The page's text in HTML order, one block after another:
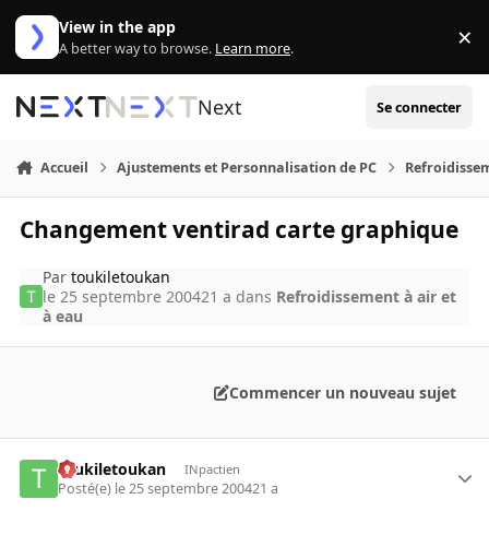
Aller au contenu
View in the app
A better way to browse. Learn more. ×
Next Se connecter
Accueil Ajustements et Personnalisation de PC
Changement ventirad carte graphique
Partoukiletoukan
le 25 septembre 200421 a dans Refroidissement à air et
à eau
Commencer un nouveau sujet
toukiletoukan INpactien
Posté(e) le 25 septembre 200421 a